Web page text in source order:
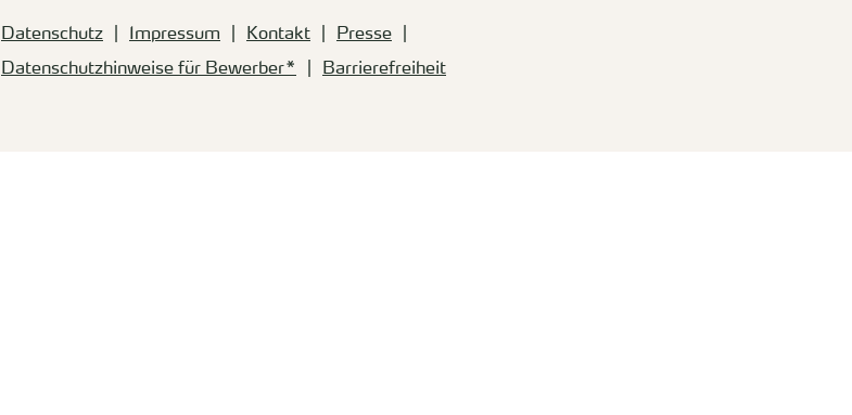
Datenschutz Impressum Kontakt
Presse
Datenschutzhinweise für Bewerber*
Barrierefreiheit